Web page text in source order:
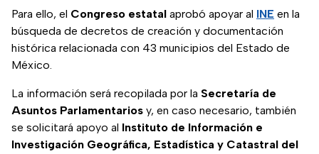
Para ello, el Congreso estatal aprobó apoyar al INE en la
búsqueda de decretos de creación y documentación
histórica relacionada con 43 municipios del Estado de
México.
La información será recopilada por la Secretaría de
Asuntos Parlamentarios y, en caso necesario, también
se solicitará apoyo al Instituto de Información e
Investigación Geográfica, Estadística y Catastral del